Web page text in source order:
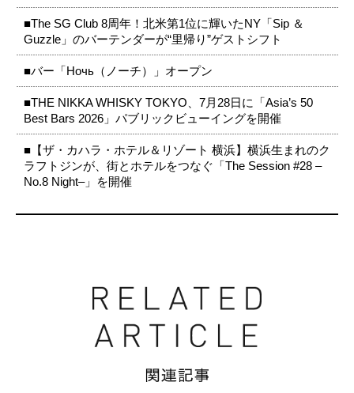
■The SG Club 8周年！北米第1位に輝いたNY「Sip ＆
Guzzle」のバーテンダーが“里帰り”ゲストシフト
■バー「Ночь（ノーチ）」オープン
■THE NIKKA WHISKY TOKYO、7月28日に「Asia’s 50
Best Bars 2026」パブリックビューイングを開催
■【ザ・カハラ・ホテル＆リゾート 横浜】横浜生まれのク
ラフトジンが、街とホテルをつなぐ「The Session #28 –
No.8 Night–」を開催